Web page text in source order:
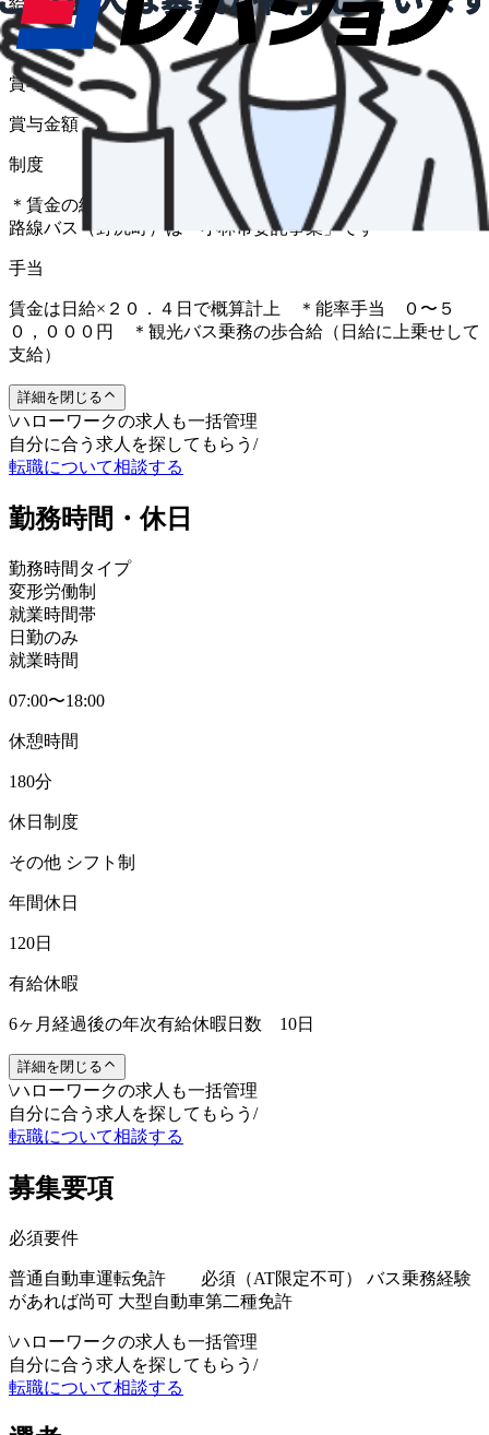
日給 8,830円〜
賞与
賞与金額 20,000 円 〜 50,000 円（前年度実績）
制度
＊賃金の総支給額は手当等含め２７万円程度になります ＊
路線バス（野尻町）は「小林市委託事業」です
手当
賃金は日給×２０．４日で概算計上 ＊能率手当 ０〜５
０，０００円 ＊観光バス乗務の歩合給（日給に上乗せして
支給）
詳細を閉じる
\ハローワークの求人も一括管理
自分に合う求人を探してもらう /
転職について相談する
勤務時間・休日
勤務時間タイプ
変形労働制
就業時間帯
日勤のみ
就業時間
07:00〜18:00
休憩時間
180分
休日制度
その他 シフト制
年間休日
120日
有給休暇
6ヶ月経過後の年次有給休暇日数 10日
詳細を閉じる
\ハローワークの求人も一括管理
自分に合う求人を探してもらう /
転職について相談する
募集要項
必須要件
普通自動車運転免許 必須（AT限定不可） バス乗務経験
があれば尚可 大型自動車第二種免許
\ハローワークの求人も一括管理
自分に合う求人を探してもらう /
転職について相談する